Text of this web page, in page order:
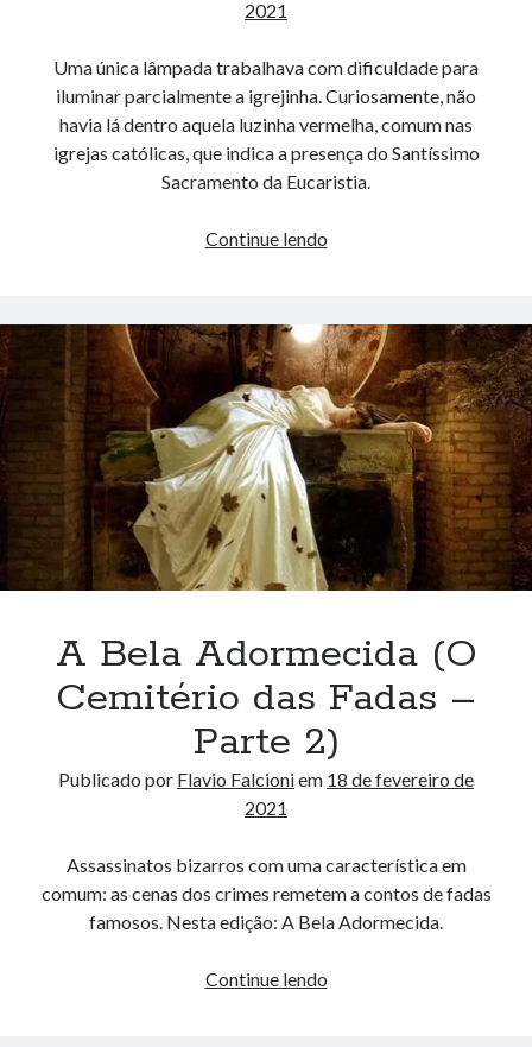
2021
Uma única lâmpada trabalhava com dificuldade para
iluminar parcialmente a igrejinha. Curiosamente, não
havia lá dentro aquela luzinha vermelha, comum nas
igrejas católicas, que indica a presença do Santíssimo
Sacramento da Eucaristia.
Continue lendoMISSA
A Bela Adormecida (O
Cemitério das Fadas –
Parte 2)
Publicado por Flavio Falcioniem 18 de fevereiro de
2021
Assassinatos bizarros com uma característica em
comum: as cenas dos crimes remetem a contos de fadas
famosos. Nesta edição: A Bela Adormecida.
Continue lendoA